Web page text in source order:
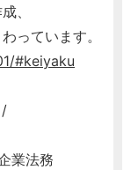
、
っています。
#keiyaku
業法務